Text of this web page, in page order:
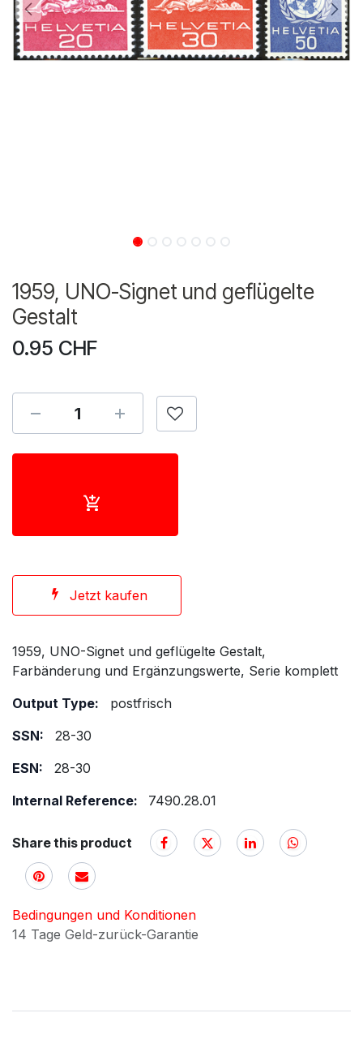
1959, UNO-Signet und geflügelte
Gestalt
0.95 CHF
Jetzt kaufen
1959, UNO-Signet und geflügelte Gestalt,
Farbänderung und Ergänzungswerte, Serie komplett
Output Type:
postfrisch
SSN:
28-30
ESN:
28-30
Internal Reference:
7490.28.01
Share this product
Bedingungen und Konditionen
14 Tage Geld-zurück-Garantie